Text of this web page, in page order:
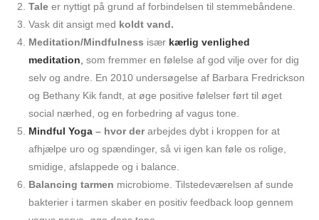
Tale er nyttigt på grund af forbindelsen til stemmebåndene.
Vask dit ansigt med koldt vand.
Meditation/Mindfulness især kærlig venlighed
meditation som fremmer en følelse af god vilje over for dig
selv og andre. En 2010 undersøgelse af Barbara Fredrickson
og Bethany Kik fandt, at øge positive følelser ført til øget
social nærhed, og en forbedring af vagus tone.
Mindful Yoga – hvor derarbejdes dybt i kroppen for at
afhjælpe uro og spændinger, så vi igen kan føle os rolige,
smidige, afslappede og i balance.
Balancing tarmen microbiome. Tilstedeværelsen af sunde
bakterier i tarmen skaber en positiv feedback loop gennem